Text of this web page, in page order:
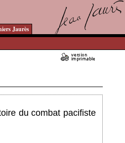
Jaurès
du combat pacifiste